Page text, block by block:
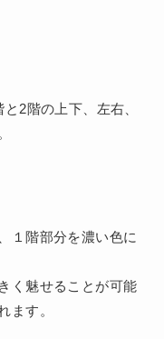
2階の上下、左右、
１階部分を濃い色に
く魅せることが可能
ます。